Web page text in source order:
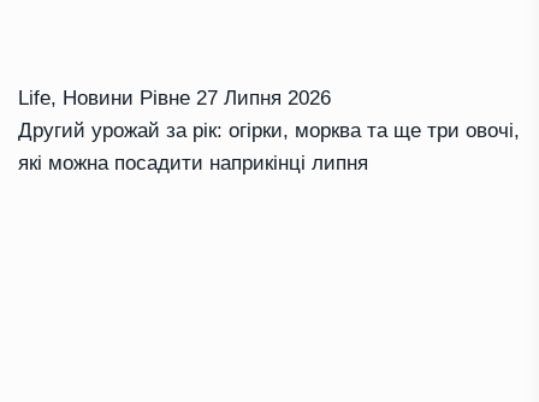
Life, Новини Рівне 27 Липня 2026
Другий урожай за рік: огірки, морква та ще три овочі,
які можна посадити наприкінці липня